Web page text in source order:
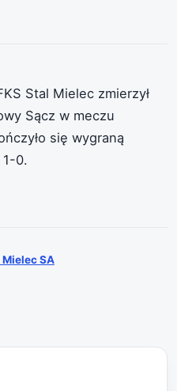
Stal Mielec zmierzył
Sącz w meczu
się wygraną
0.
Mielec SA